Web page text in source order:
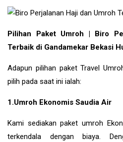
Pilihan Paket Umroh | Biro
Terbaik di Gandamekar Bekasi
Adapun pilihan paket Travel
pilih pada saat ini ialah:
1.Umroh Ekonomis Saudia Air
Kami sediakan paket umroh
terkendala dengan biaya.